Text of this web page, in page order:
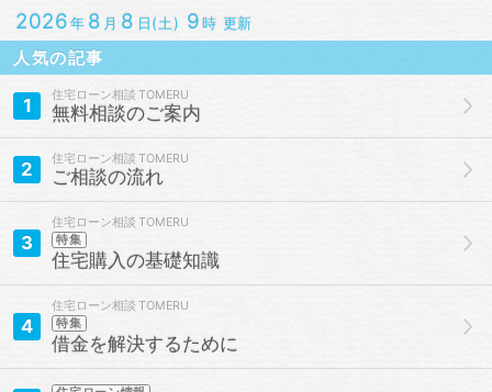
2026 年 8 月 8 日(土) 9 時 更新
人気の記事
1 住宅ローン相談
無料相談のご案内
2 住宅ローン相談
ご相談の流れ
3
住宅ローン相談
特集
住宅購入の基礎知識
4
住宅ローン相談
特集
借金を解決するために